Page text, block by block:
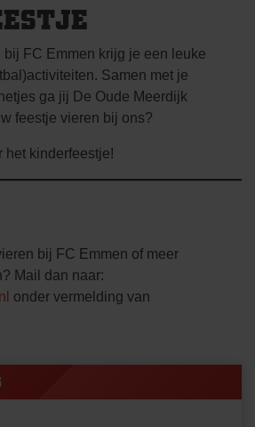
bij FC Emmen krijg je een leuke
Samen met je
ga jij De Oude Meerdijk
feestje vieren bij ons?
het kinderfeestje!
bij FC Emmen of meer
Mail dan naar:
onder vermelding van